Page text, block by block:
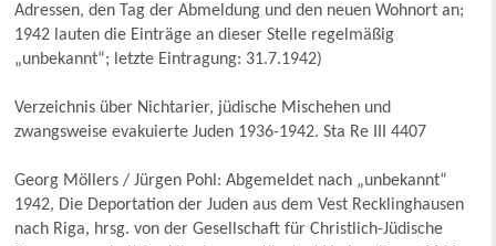
Adressen, den Tag der Abmeldung und den neuen Wohnort an;
1942 lauten die Einträge an dieser Stelle regelmäßig
„unbekannt“; letzte Eintragung: 31.7.1942)
Verzeichnis über Nichtarier, jüdische Mischehen und
zwangsweise evakuierte Juden 1936-1942. Sta Re III 4407
Georg Möllers / Jürgen Pohl: Abgemeldet nach „unbekannt“
1942, Die Deportation der Juden aus dem Vest Recklinghausen
nach Riga, hrsg. von der Gesellschaft für Christlich-Jüdische